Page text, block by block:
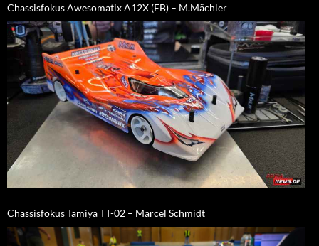
Chassisfokus Awesomatix A12X (EB) – M.Mächler
Chassisfokus Tamiya TT-02 – Marcel Schmidt